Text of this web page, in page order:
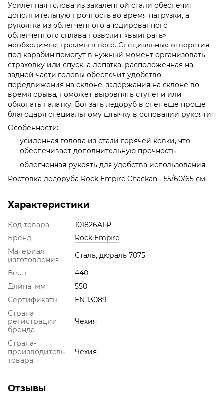
Усиленная голова из закаленной стали обеспечит
дополнительную прочность во время нагрузки, а
рукоятка из облегченного анодированного
облегченного сплава позволит «выиграть»
необходимые граммы в весе. Специальные отверстия
под карабин помогут в нужный момент организовать
страховку или спуск, а лопатка, расположенная на
задней части головы обеспечит удобство
передвижения на склоне, задержания на склоне во
время срыва, поможет выровнять ступени или
обкопать палатку. Вонзать ледоруб в снег еще проще
благодаря специальному штычку в основании рукояти.
Особенности:
усиленная голова из стали горячей ковки, что
обеспечивает дополнительную прочность
облегченная рукоять для удобства использования
Ростовка ледоруба Rock Empire Chackan - 55/60/65 см.
Характеристики
Код товара
101826ALP
Бренд
Rock Empire
Материал
изготовления
Сталь, дюраль 7075
Вес, г
440
Длина, мм
550
Сертификаты
EN 13089
Страна
регистрации
бренда
Чехия
Страна-
производитель
товара
Чехия
Отзывы